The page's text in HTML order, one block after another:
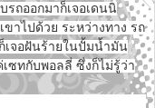
รถออกมาก็เจอเดนนิ
าไปด้วย ระหว่างทาง รถ
เจอฝันร้ายในปั้มน้ำมัน
ซทกับพอลลี่ ซึ่งก็ไม่รู้ว่า